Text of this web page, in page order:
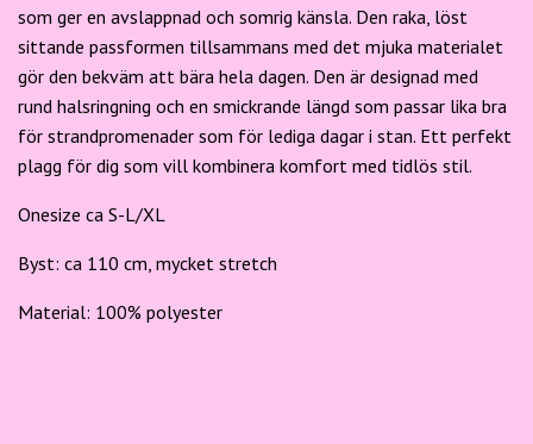
som ger en avslappnad och somrig känsla. Den raka, löst
sittande passformen tillsammans med det mjuka materialet
gör den bekväm att bära hela dagen. Den är designad med
rund halsringning och en smickrande längd som passar lika bra
för strandpromenader som för lediga dagar i stan. Ett perfekt
plagg för dig som vill kombinera komfort med tidlös stil.
Onesize ca S-L/XL
Byst: ca 110 cm, mycket stretch
Material: 100% polyester